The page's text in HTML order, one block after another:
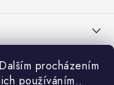
procházením
používáním..